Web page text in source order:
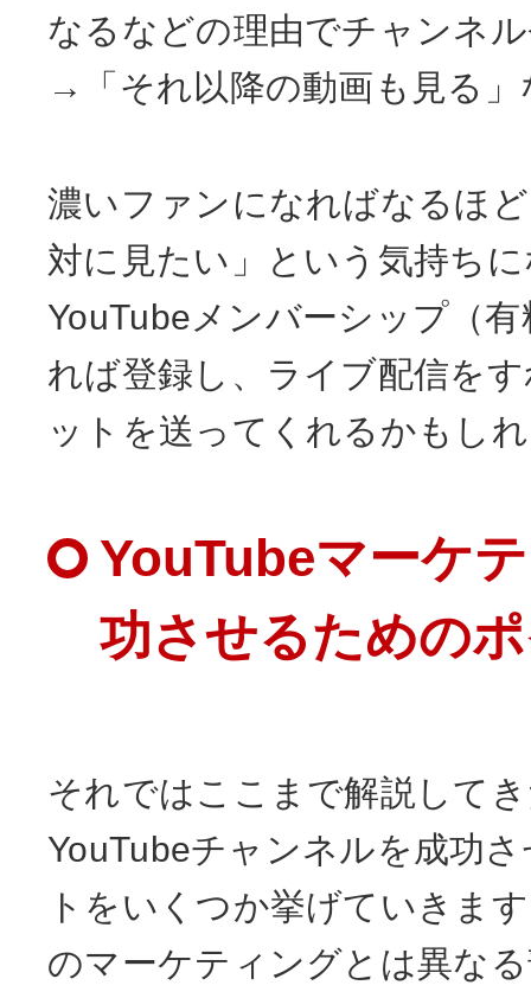
なるなどの理由でチャンネ
→「それ以降の動画も見る」
濃いファンになればなるほ
対に見たい」という気持ち
YouTubeメンバーシップ（
れば登録し、ライブ配信を
ットを送ってくれるかもし
YouTubeマーケ
功させるための
それではここまで解説して
YouTubeチャンネルを成功
トをいくつか挙げていきま
のマーケティングとは異な